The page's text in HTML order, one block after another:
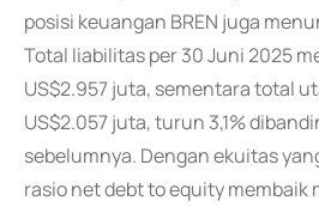
posisi keuangan BREN juga
Total liabilitas per 30 Juni 2025
US$2.957 juta, sementara total
US$2.057 juta, turun 3,1%
sebelumnya. Dengan ekuitas
rasio net debt to equity membaik